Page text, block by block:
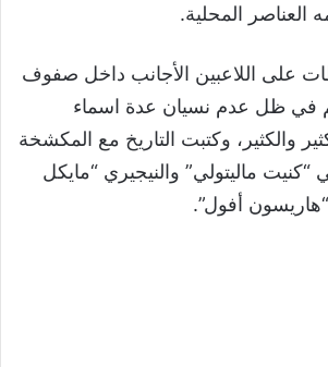
العناصر المحلية.
على اللاعبين الأجانب داخل صفوف
في ظل عدم نسيان عدة اسماء
والكثير، وكتبت التاريخ مع المكشخة
“كنيت ماليتولي” والنيجيري “مايكل
“هاريسون أفول”.